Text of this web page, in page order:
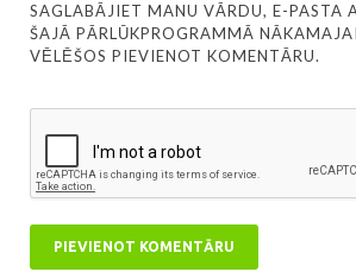
SAGLABĀJIET MANU VĀRDU, E-PASTA
ŠAJĀ PĀRLŪKPROGRAMMĀ
VĒLĒŠOS PIEVIENOT KOMENTĀRU.